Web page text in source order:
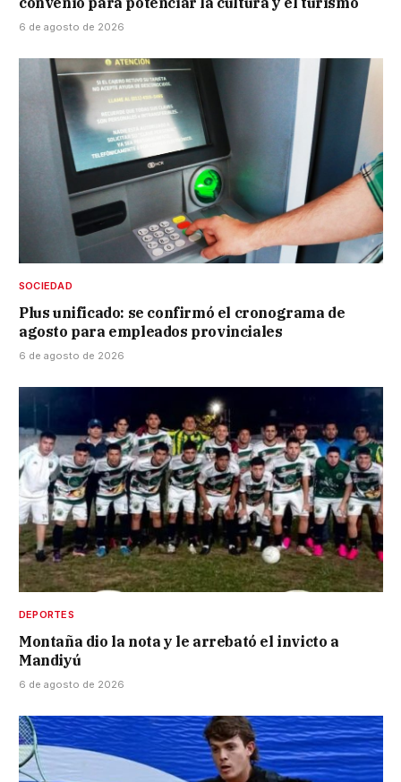
6 de agosto de 2026
SOCIEDAD
Plus unificado: se confirmó el cronograma de
agosto para empleados provinciales
6 de agosto de 2026
DEPORTES
Montaña dio la nota y le arrebató el invicto a
Mandiyú
6 de agosto de 2026